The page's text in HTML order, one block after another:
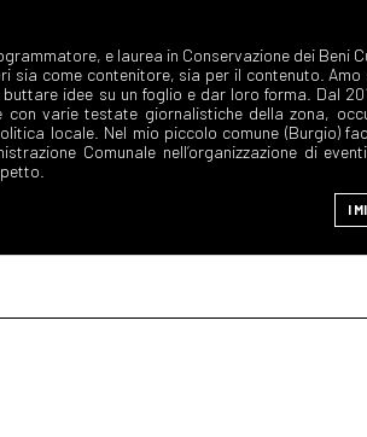
e laurea in Conservazione dei Beni
sia come contenitore, sia per il contenuto. Amo
idee su un foglio e dar loro forma. Dal
con varie testate giornalistiche della zona,
locale. Nel mio piccolo comune (Burgio)
Comunale nell’organizzazione di
I